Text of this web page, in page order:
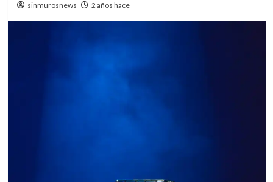
sinmurosnews 2 años hace